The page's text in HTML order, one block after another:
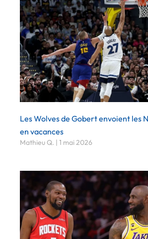
Les Wolves de Gobert envoient les
en vacances
Mathieu Q. 1 mai 2026